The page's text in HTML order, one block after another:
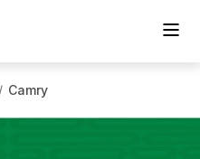
/ Camry